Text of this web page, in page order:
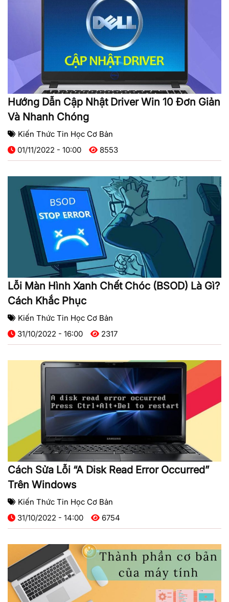
Hướng Dẫn Cập Nhật Driver Win 10 Đơn Giản
Và Nhanh Chóng
Kiến Thức Tin Học Cơ Bản
01/11/2022 - 10:00
8553
Lỗi Màn Hình Xanh Chết Chóc (BSOD) Là Gì?
Cách Khắc Phục
Kiến Thức Tin Học Cơ Bản
31/10/2022 - 16:00
2317
Cách Sửa Lỗi “A Disk Read Error Occurred”
Trên Windows
Kiến Thức Tin Học Cơ Bản
31/10/2022 - 14:00
6754